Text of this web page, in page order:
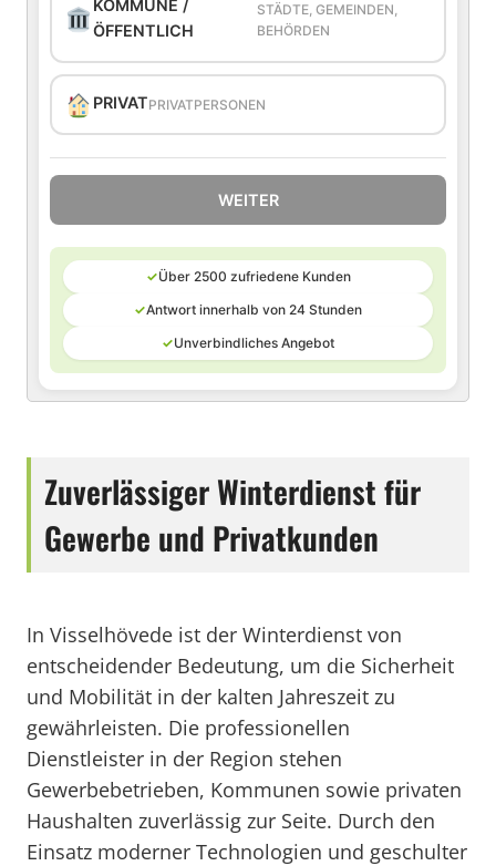
KOMMUNE /
ÖFFENTLICH
STÄDTE, GEMEINDEN,
BEHÖRDEN
PRIVATPRIVATPERSONEN
WEITER
✓Über 2500 zufriedene Kunden
✓Antwort innerhalb von 24 Stunden
✓Unverbindliches Angebot
Zuverlässiger Winterdienst für
Gewerbe und Privatkunden
In Visselhövede ist der Winterdienst von
entscheidender Bedeutung, um die Sicherheit
und Mobilität in der kalten Jahreszeit zu
gewährleisten. Die professionellen
Dienstleister in der Region stehen
Gewerbebetrieben, Kommunen sowie privaten
Haushalten zuverlässig zur Seite. Durch den
Einsatz moderner Technologien und geschulter